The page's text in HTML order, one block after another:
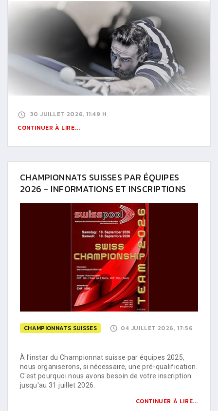
30 JUILLET 2026, 11:49 H
CONTINUER À LIRE...
CHAMPIONNATS SUISSES PAR ÉQUIPES
2026 - INFORMATIONS ET INSCRIPTIONS
CHAMPIONNATS SUISSES 04 JUILLET 2026, 17:56
À l'instar du Championnat suisse par équipes 2025,
nous organiserons, si nécessaire, une pré-qualification.
C'est pourquoi nous avons besoin de votre inscription
jusqu'au 31 juillet 2026.
CONTINUER À LIRE...